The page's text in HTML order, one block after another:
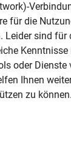
für die
Leider sind für
Kenntnisse
oder Dienste
Ihnen
zu können.